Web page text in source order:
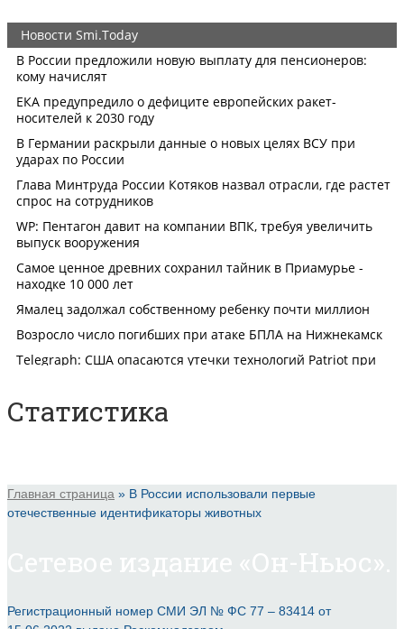
Статистика
Главная страница » В России использовали первые
отечественные идентификаторы животных
Регистрационный номер СМИ ЭЛ № ФС 77 – 83414 от